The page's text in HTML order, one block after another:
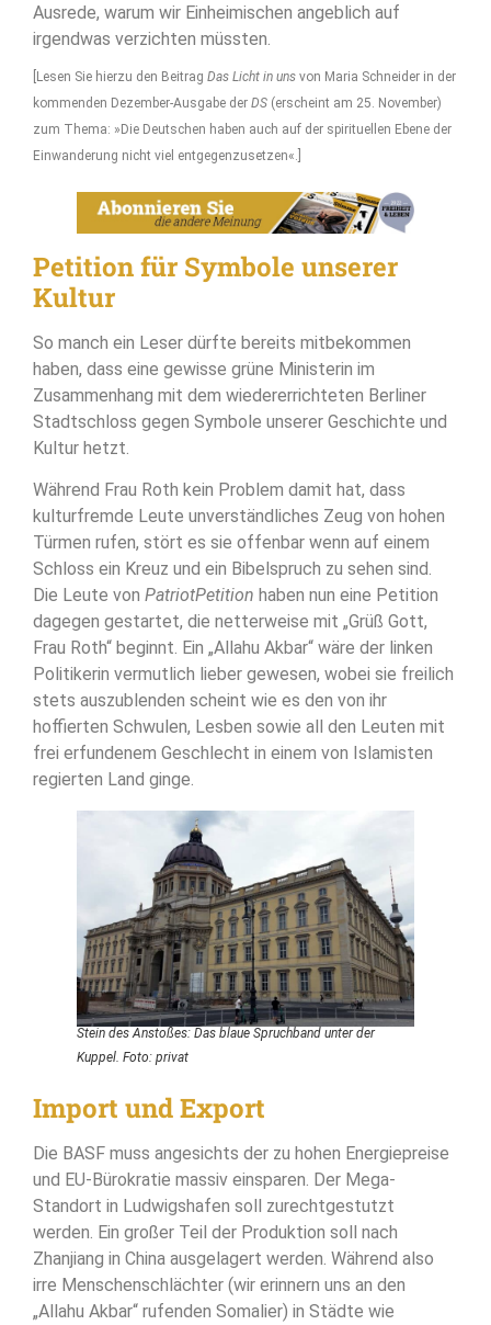
Ausrede, warum wir Einheimischen angeblich auf
irgendwas verzichten müssten.
[Lesen Sie hierzu den Beitrag Das Licht in uns von Maria Schneider in der
kommenden Dezember-Ausgabe der DS (erscheint am 25. November)
zum Thema: »Die Deutschen haben auch auf der spirituellen Ebene der
Einwanderung nicht viel entgegenzusetzen«.]
Petition für Symbole unserer
Kultur
So manch ein Leser dürfte bereits mitbekommen
haben, dass eine gewisse grüne Ministerin im
Zusammenhang mit dem wiedererrichteten Berliner
Stadtschloss gegen Symbole unserer Geschichte und
Kultur hetzt.
Während Frau Roth kein Problem damit hat, dass
kulturfremde Leute unverständliches Zeug von hohen
Türmen rufen, stört es sie offenbar wenn auf einem
Schloss ein Kreuz und ein Bibelspruch zu sehen sind.
Die Leute von PatriotPetition haben nun eine Petition
dagegen gestartet, die netterweise mit „Grüß Gott,
Frau Roth“ beginnt. Ein „Allahu Akbar“ wäre der linken
Politikerin vermutlich lieber gewesen, wobei sie freilich
stets auszublenden scheint wie es den von ihr
hoffierten Schwulen, Lesben sowie all den Leuten mit
frei erfundenem Geschlecht in einem von Islamisten
regierten Land ginge.
Stein des Anstoßes: Das blaue Spruchband unter der
Kuppel. Foto: privat
Import und Export
Die BASF muss angesichts der zu hohen Energiepreise
und EU-Bürokratie massiv einsparen. Der Mega-
Standort in Ludwigshafen soll zurechtgestutzt
werden. Ein großer Teil der Produktion soll nach
Zhanjiang in China ausgelagert werden. Während also
irre Menschenschlächter (wir erinnern uns an den
„Allahu Akbar“ rufenden Somalier) in Städte wie